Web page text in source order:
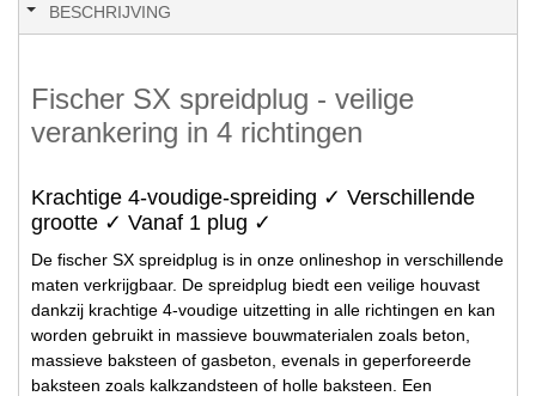
BESCHRIJVING
Fischer SX spreidplug - veilige
verankering in 4 richtingen
Krachtige 4-voudige-spreiding ✓ Verschillende
grootte ✓ Vanaf 1 plug ✓
De fischer SX spreidplug is in onze onlineshop in verschillende
maten verkrijgbaar. De spreidplug biedt een veilige houvast
dankzij krachtige 4-voudige uitzetting in alle richtingen en kan
worden gebruikt in massieve bouwmaterialen zoals beton,
massieve baksteen of gasbeton, evenals in geperforeerde
baksteen zoals kalkzandsteen of holle baksteen. Een